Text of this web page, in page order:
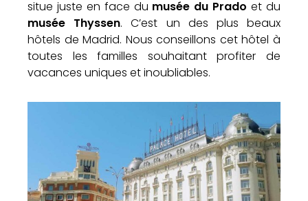
situe juste en face du musée du Prado et du
musée Thyssen. C’est un des plus beaux
hôtels de Madrid. Nous conseillons cet hôtel à
toutes les familles souhaitant profiter de
vacances uniques et inoubliables.